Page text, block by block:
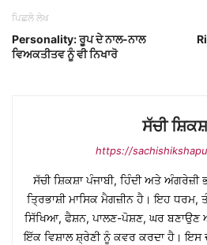
ਪਿਛਲੇ ਲੇਖ
Personality: ਰੂਪ ਦੇ ਨਾਲ-ਨਾਲ
ਵਿਅਕਤੀਤਵ ਨੂੰ ਵੀ ਨਿਖਾਰੋ
ਸੱਚੀ
https://
ਸੱਚੀ ਸ਼ਿਕਸ਼ਾ ਪੰਜਾਬੀ, ਹਿੰਦੀ ਅਤੇ ਅੰਗਰੇਜ਼ੀ
ਤ੍ਰਿਭਾਸ਼ੀ ਮਾਸਿਕ ਮੈਗਜ਼ੀਨ ਹੈ। ਇਹ ਧਰਮ,
ਸਿੱਖਿਆ, ਫੈਸ਼ਨ, ਪਾਲਣ-ਪੋਸ਼ਣ, ਘਰ ਬਣਾਉਣ
ਇੱਕ ਵਿਸ਼ਾਲ ਸ਼੍ਰੇਣੀ ਨੂੰ ਕਵਰ ਕਰਦਾ ਹੈ। ਇਸ